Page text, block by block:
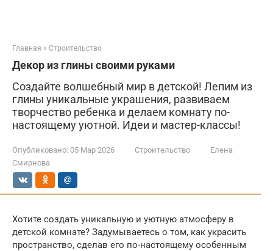
Главная » Строительство
Декор из глины своими руками
Создайте волшебный мир в детской! Лепим из
глины уникальные украшения, развиваем
творчество ребенка и делаем комнату по-
настоящему уютной. Идеи и мастер-классы!
Опубликовано: 05 Мар 2026 Строительство
Елена
Смирнова
Хотите создать уникальную и уютную атмосферу в
детской комнате? Задумываетесь о том, как украсить
пространство, сделав его по-настоящему особенным